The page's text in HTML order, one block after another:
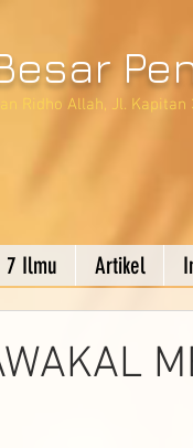
Ridho Allah, Jl.
7 Ilmu Artikel